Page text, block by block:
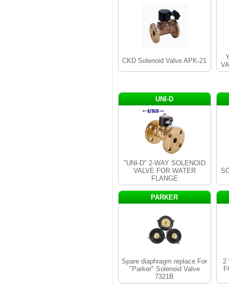
CKD Solenoid Valve APK-21
UNI-D
"UNI-D" 2-WAY SOLENOID
VALVE FOR WATER
FLANGE
PARKER
Spare diaphragm replace For
"Parker" Solenoid Valve
7321B
2